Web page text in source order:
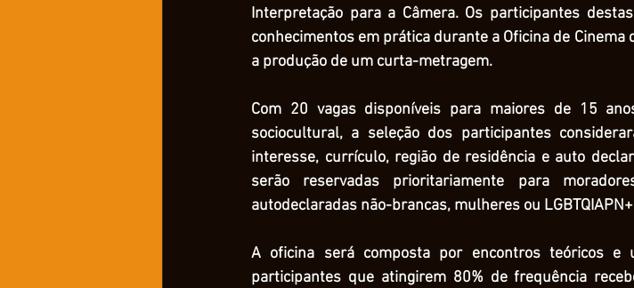
Interpretação para a Câmera. Os participantes
conhecimentos em prática durante a Oficina de
a produção de um curta-metragem.
Com 20 vagas disponíveis para maiores de 15
sociocultural, a seleção dos participantes
interesse, currículo, região de residência e auto
serão reservadas prioritariamente para
autodeclaradas não-brancas, mulheres ou
A oficina será composta por encontros teóricos e
participantes que atingirem 80% de frequência